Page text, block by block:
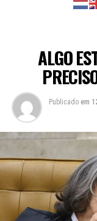
ALGO
Publicado em